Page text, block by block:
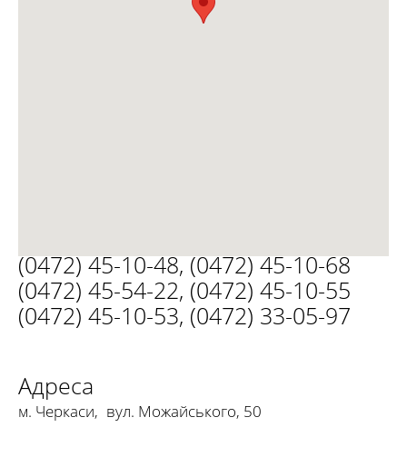
(0472) 45-10-48,(0472) 45-10-68
(0472) 45-54-22, (0472) 45-10-55
(0472) 45-10-53, (0472) 33-05-97
Адреса
м. Черкаси, вул. Можайського, 50